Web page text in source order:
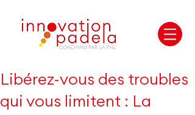
Libérez-vous des troubles
qui vous limitent : La